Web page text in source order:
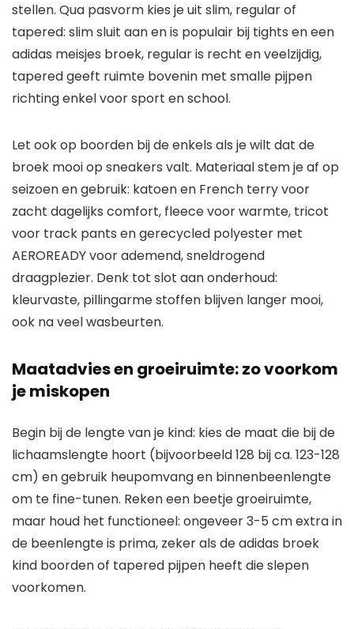
stellen. Qua pasvorm kies je uit slim, regular of
tapered: slim sluit aan en is populair bij tights en een
adidas meisjes broek, regular is recht en veelzijdig,
tapered geeft ruimte bovenin met smalle pijpen
richting enkel voor sport en school.
Let ook op boorden bij de enkels als je wilt dat de
broek mooi op sneakers valt. Materiaal stem je af op
seizoen en gebruik: katoen en French terry voor
zacht dagelijks comfort, fleece voor warmte, tricot
voor track pants en gerecycled polyester met
AEROREADY voor ademend, sneldrogend
draagplezier. Denk tot slot aan onderhoud:
kleurvaste, pillingarme stoffen blijven langer mooi,
ook na veel wasbeurten.
Maatadvies en groeiruimte: zo voorkom
je miskopen
Begin bij de lengte van je kind: kies de maat die bij de
lichaamslengte hoort (bijvoorbeeld 128 bij ca. 123-128
cm) en gebruik heupomvang en binnenbeenlengte
om te fine-tunen. Reken een beetje groeiruimte,
maar houd het functioneel: ongeveer 3-5 cm extra in
de beenlengte is prima, zeker als de adidas broek
kind boorden of tapered pijpen heeft die slepen
voorkomen.